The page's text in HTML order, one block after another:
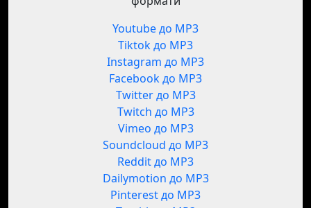
Youtube до MP3
Tiktok до MP3
Instagram до MP3
Facebook до MP3
Twitter до MP3
Twitch до MP3
Vimeo до MP3
Soundcloud до MP3
Reddit до MP3
Dailymotion до MP3
Pinterest до MP3